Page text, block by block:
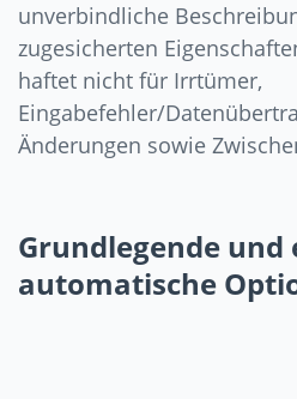
unverbindliche
zugesicherten
haftet nicht für Irrtümer,
Eingabefehler/
Änderungen sowie
Grundlegende
automatische